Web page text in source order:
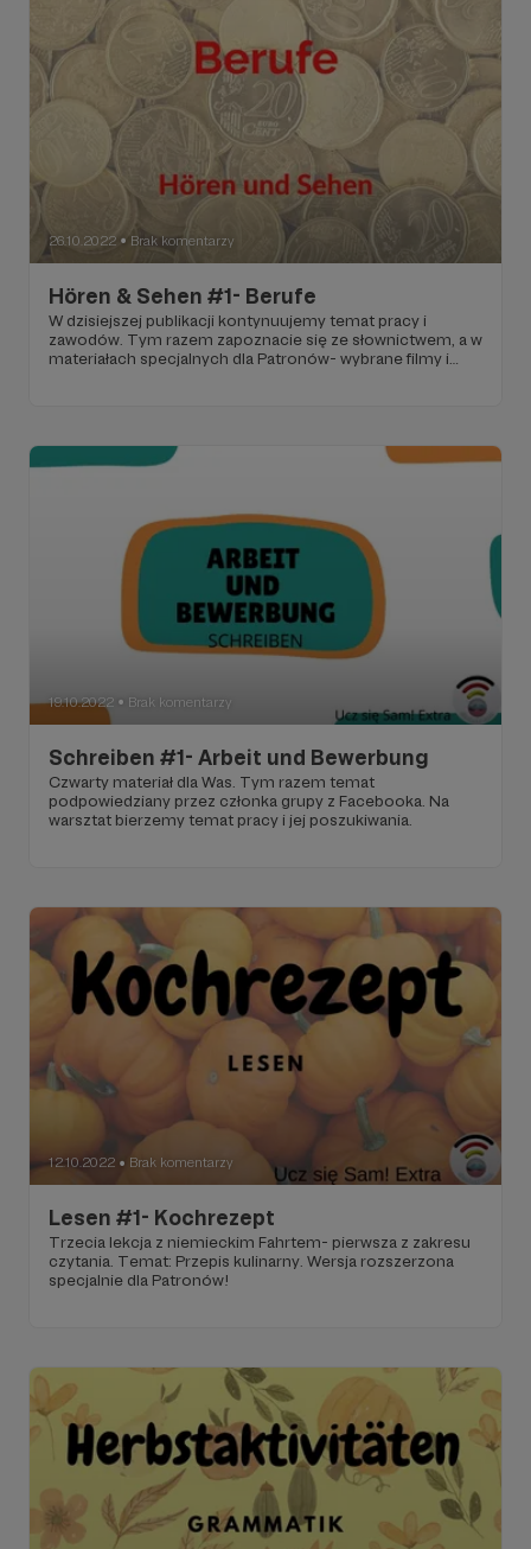
26.10.2022 ● Brak komentarzy
Hören & Sehen #1- Berufe
W dzisiejszej publikacji kontynuujemy temat pracy i
zawodów. Tym razem zapoznacie się ze słownictwem, a w
materiałach specjalnych dla Patronów- wybrane filmy i
19.10.2022 ● Brak komentarzy
Schreiben #1- Arbeit und Bewerbung
Czwarty materiał dla Was. Tym razem temat
podpowiedziany przez członka grupy z Facebooka. Na
warsztat bierzemy temat pracy i jej poszukiwania.
12.10.2022 ● Brak komentarzy
Lesen #1- Kochrezept
Trzecia lekcja z niemieckim Fahrtem- pierwsza z zakresu
czytania. Temat: Przepis kulinarny. Wersja rozszerzona
specjalnie dla Patronów!